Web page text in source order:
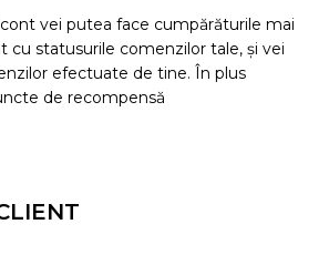
vei putea face cumpărăturile mai
cu statusurile comenzilor tale, şi vei
efectuate de tine. În plus
de recompensă